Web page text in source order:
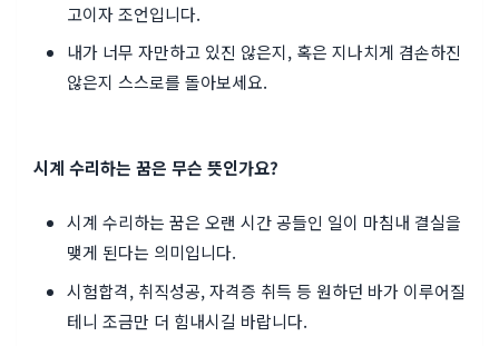
고이자 조언입니다.
내가 너무 자만하고 있진 않은지, 혹은 지나치게 겸손하진
않은지 스스로를 돌아보세요.
시계 수리하는 꿈은 무슨 뜻인가요?
시계 수리하는 꿈은 오랜 시간 공들인 일이 마침내 결실을
맺게 된다는 의미입니다.
시험합격, 취직성공, 자격증 취득 등 원하던 바가 이루어질
테니 조금만 더 힘내시길 바랍니다.